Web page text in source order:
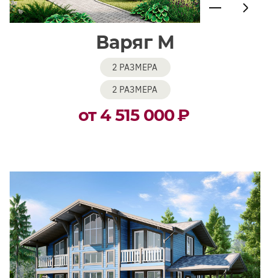
Варяг М
2 РАЗМЕРА
2 РАЗМЕРА
от 4 515 000₽